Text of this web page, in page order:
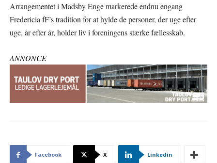
Arrangementet i Madsby Enge markerede endnu engang
Fredericia fF’s tradition for at hylde de personer, der uge efter
uge, år efter år, holder liv i foreningens stærke fællesskab.
ANNONCE
Facebook X Linkedin